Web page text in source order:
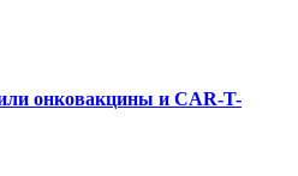
онковакцины и CAR-T-